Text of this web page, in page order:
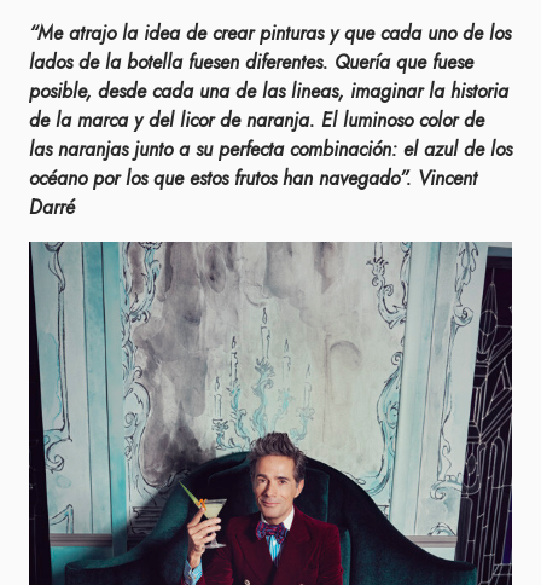
“Me atrajo la idea de crear pinturas y que cada uno de los
lados de la botella fuesen diferentes. Quería que fuese
posible, desde cada una de las lineas, imaginar la historia
de la marca y del licor de naranja. El luminoso color de
las naranjas junto a su perfecta combinación: el azul de los
océano por los que estos frutos han navegado”. Vincent
Darré